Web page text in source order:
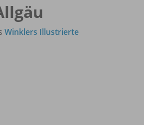
Winklers Illustrierte